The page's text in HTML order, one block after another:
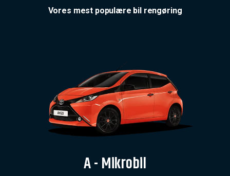
Vores mest populære bil rengøring
A - Mikrobil